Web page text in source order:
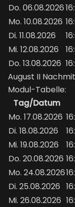
Do. 06.08.2026
Mo. 10.08.2026
Di. 11.08.2026
Mi. 12.08.2026
Do. 13.08.2026
August II
Modul-Tabelle:
Tag/Datum
Mo. 17.08.2026
Di. 18.08.2026
Mi. 19.08.2026
Do. 20.08.2026
Mo. 24.08.2026
Di. 25.08.2026
Mi. 26.08.2026